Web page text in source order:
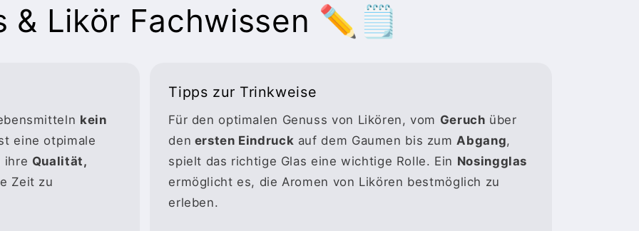
& Likör Fachwissen ✏️🗒️
kein
eine otpimale
ihre Qualität,
Zeit zu
Tipps zur Trinkweise
Für den optimalen Genuss von Likören, vom Geruch über
den ersten Eindruck auf dem Gaumen bis zumAbgang,
spielt das richtige Glas eine wichtige Rolle. Ein Nosingglas
ermöglicht es, die Aromen von Likören bestmöglich zu
erleben.